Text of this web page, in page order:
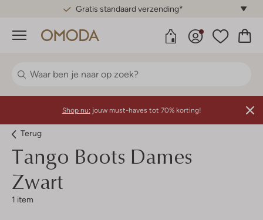
Gratis standaard verzending*
Menu
Shop nu: jouw must-haves tot 70% korting!
Terug
Tango Boots Dames
Zwart
1 item